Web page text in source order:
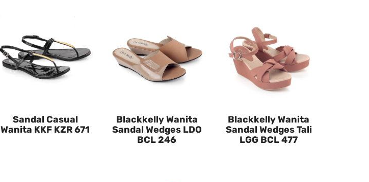
Sandal Casual
Wanita KKF KZR 671
Blackkelly Wanita
Sandal Wedges LDO
BCL 246
Blackkelly Wanita
Sandal Wedges Tali
LGG BCL 477